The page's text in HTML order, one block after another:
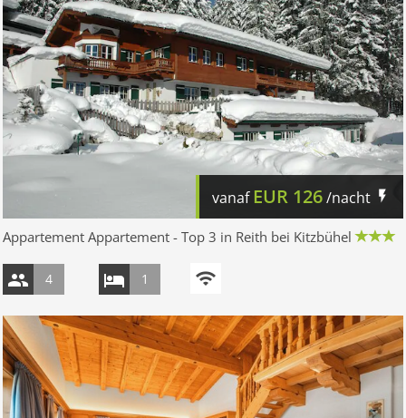
vanaf EUR 126/nacht
Appartement Appartement - Top 3 in Reith bei Kitzbühel
4 1